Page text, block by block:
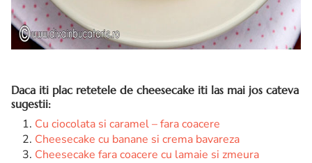
Daca iti plac retetele de cheesecake iti las mai jos cateva
sugestii:
Cu ciocolata si caramel – fara coacere
Cheesecake cu banane si crema bavareza
Cheesecake fara coacere cu lamaie si zmeura